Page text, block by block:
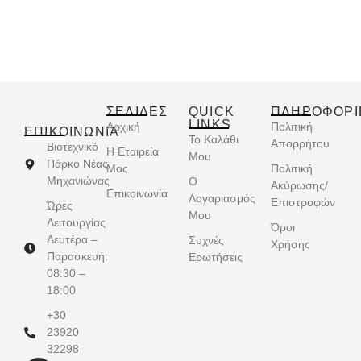
ΕΠΙΚΟΙΝΩΝΊΑ
Βιοτεχνικό
Πάρκο Νέας
Μηχανιώνας
Ώρες
Λειτουργίας
Δευτέρα –
Παρασκευή:
08:30 –
18:00
+30
23920
32298
ΣΕΛΙΔΕΣ
Αρχική
Η Εταιρεία
Μας
Επικοινωνία
QUICK
LINKS
Το Καλάθι
Μου
Ο
Λογαριασμός
Μου
Συχνές
Ερωτήσεις
Πολιτική
Απορρήτου
Πολιτική
Ακύρωσης/
Επιστροφών
Όροι
Χρήσης